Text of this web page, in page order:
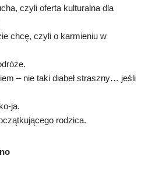
czyli oferta kulturalna dla
chcę, czyli o karmieniu w
– nie taki diabeł straszny… jeśli
ja.
rodzica.